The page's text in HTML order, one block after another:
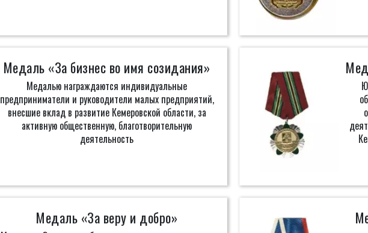
Медаль «За бизнес во имя созидания»
Медалью награждаются индивидуальные
предприниматели и руководители малых предприятий,
внесшие вклад в развитие Кемеровской области, за
активную общественную, благотворительную
деятельность
Медаль «За веру и добро»